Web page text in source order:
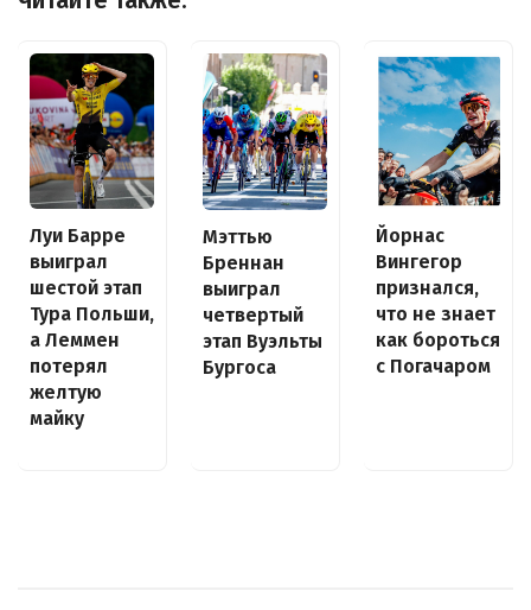
Луи Барре
выиграл
шестой этап
Тура Польши,
а Леммен
потерял
желтую
майку
Мэттью
Бреннан
выиграл
четвертый
этап Вуэльты
Бургоса
Йорнас
Вингегор
признался,
что не знает
как бороться
с Погачаром